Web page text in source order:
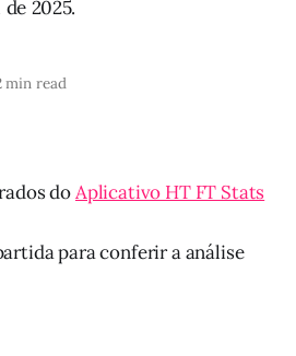
2025.
min read
doAplicativo HT FT Stats
para conferir a análise